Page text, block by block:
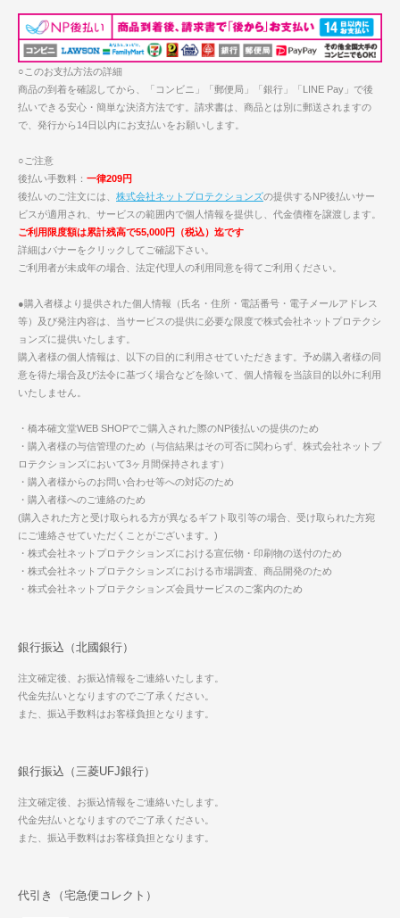
○このお支払方法の詳細
商品の到着を確認してから、「コンビニ」「郵便局」「銀行」「LINE Pay」で後
払いできる安心・簡単な決済方法です。請求書は、商品とは別に郵送されますの
で、発行から14日以内にお支払いをお願いします。
○ご注意
後払い手数料： 一律209円
後払いのご注文には、 株式会社ネットプロテクションズの提供するNP後払いサー
ビスが適用され、サービスの範囲内で個人情報を提供し、代金債権を譲渡します。
ご利用限度額は累計残高で55,000円（税込）迄です
詳細はバナーをクリックしてご確認下さい。
ご利用者が未成年の場合、法定代理人の利用同意を得てご利用ください。
●購入者様より提供された個人情報（氏名・住所・電話番号・電子メールアドレス
等）及び発注内容は、当サービスの提供に必要な限度で株式会社ネットプロテクシ
ョンズに提供いたします。
購入者様の個人情報は、以下の目的に利用させていただきます。予め購入者様の同
意を得た場合及び法令に基づく場合などを除いて、個人情報を当該目的以外に利用
いたしません。
・橋本確文堂WEB SHOPでご購入された際のNP後払いの提供のため
・購入者様の与信管理のため（与信結果はその可否に関わらず、株式会社ネットプ
ロテクションズにおいて3ヶ月間保持されます）
・購入者様からのお問い合わせ等への対応のため
・購入者様へのご連絡のため
(購入された方と受け取られる方が異なるギフト取引等の場合、受け取られた方宛
にご連絡させていただくことがございます。)
・株式会社ネットプロテクションズにおける宣伝物・印刷物の送付のため
・株式会社ネットプロテクションズにおける市場調査、商品開発のため
・株式会社ネットプロテクションズ会員サービスのご案内のため
銀行振込（北國銀行）
注文確定後、お振込情報をご連絡いたします。
代金先払いとなりますのでご了承ください。
また、振込手数料はお客様負担となります。
銀行振込（三菱UFJ銀行）
注文確定後、お振込情報をご連絡いたします。
代金先払いとなりますのでご了承ください。
また、振込手数料はお客様負担となります。
代引き（宅急便コレクト）